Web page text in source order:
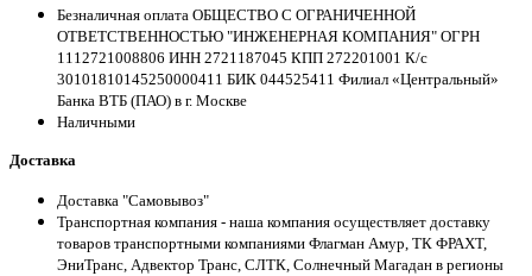
Безналичная оплата ОБЩЕСТВО С ОГРАНИЧЕННОЙ
ОТВЕТСТВЕННОСТЬЮ "ИНЖЕНЕРНАЯ КОМПАНИЯ" ОГРН
1112721008806 ИНН 2721187045 КПП 272201001 К/с
30101810145250000411 БИК 044525411 Филиал «Центральный»
Банка ВТБ (ПАО) в г. Москве
Наличными
Доставка
Доставка "Самовывоз"
Транспортная компания - наша компания осуществляет доставку
товаров транспортными компаниями Флагман Амур, ТК ФРАХТ,
ЭниТранс, Адвектор Транс, СЛТК, Солнечный Магадан в регионы